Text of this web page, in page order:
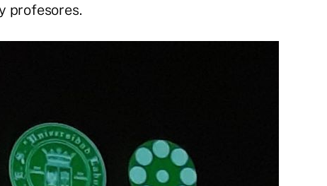
profesores.